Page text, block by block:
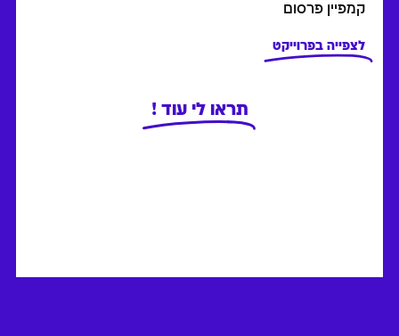
קמפיין פרסום
לצפייה בפרוייקט
תראו לי עוד !